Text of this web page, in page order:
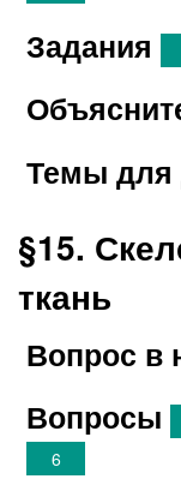
Задания
Темы для
§15.
ткань
Вопрос в
Вопросы
6